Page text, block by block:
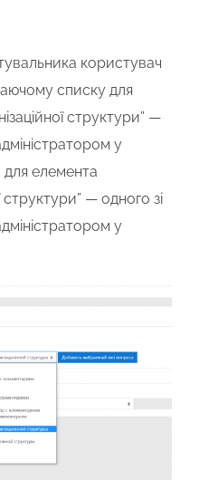
користувач
списку для
структури” —
у
елемента
структури” — одного зі
у